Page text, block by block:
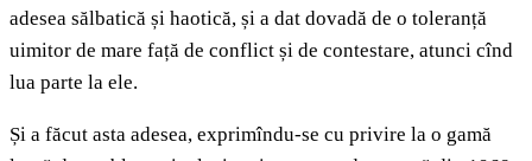
adesea sălbatică și haotică, și a dat dovadă de o toleranță
uimitor de mare față de conflict și de contestare, atunci cînd
lua parte la ele.
Și a făcut asta adesea, exprimîndu-se cu privire la o gamă